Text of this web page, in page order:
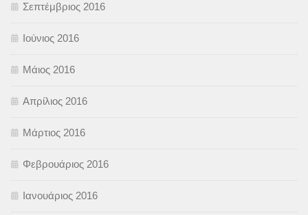
Σεπτέμβριος 2016
Ιούνιος 2016
Μάιος 2016
Απρίλιος 2016
Μάρτιος 2016
Φεβρουάριος 2016
Ιανουάριος 2016